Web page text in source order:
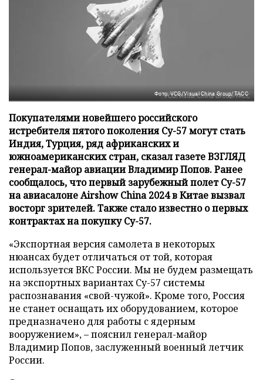
Фото: VCG/Visual China Group/ТАСС
Покупателями новейшего российского
истребителя пятого поколения Су-57 могут стать
Индия, Турция, ряд африканских и
южноамериканских стран, сказал газете ВЗГЛЯД
генерал-майор авиации Владимир Попов. Ранее
сообщалось, что первый зарубежный полет Су-57
на авиасалоне Airshow China 2024 в Китае вызвал
восторг зрителей. Также стало известно о первых
контрактах на покупку Су-57.
«Экспортная версия самолета в некоторых
нюансах будет отличаться от той, которая
используется ВКС России. Мы не будем размещать
на экспортных вариантах Су-57 системы
распознавания «свой-чужой». Кроме того, Россия
не станет оснащать их оборудованием, которое
предназначено для работы с ядерным
вооружением», – пояснил генерал-майор
Владимир Попов, заслуженный военный летчик
России.